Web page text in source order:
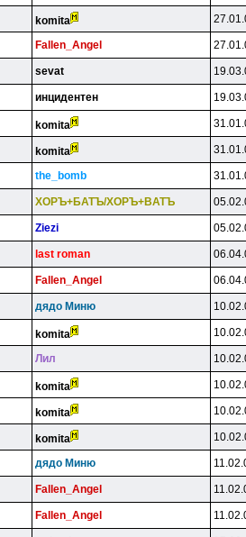
komita
Fallen_Angel
sevat
инцидeнтeн
komita
komita
the_bomb
XOPЪ+БATЪ/XOPЪ+BATЪ
Ziezi
last roman
Fallen_Angel
дядo Mиню
komita
Лил
komita
komita
komita
дядo Mиню
Fallen_Angel
Fallen_Angel